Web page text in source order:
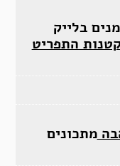
בלייק
התפריט
מתכונים